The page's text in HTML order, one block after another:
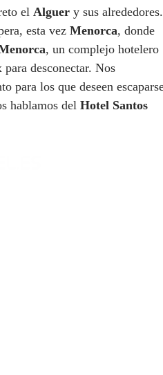
el Alguer y sus alrededores.
esta vez Menorca, donde
, un complejo hotelero
desconectar. Nos
para los que deseen
hablamos del Hotel Santos